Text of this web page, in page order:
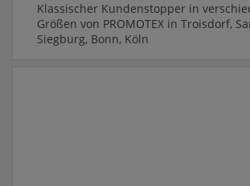
Klassischer Kundenstopper in
Größen von PROMOTEX in Troisdorf,
Siegburg, Bonn, Köln